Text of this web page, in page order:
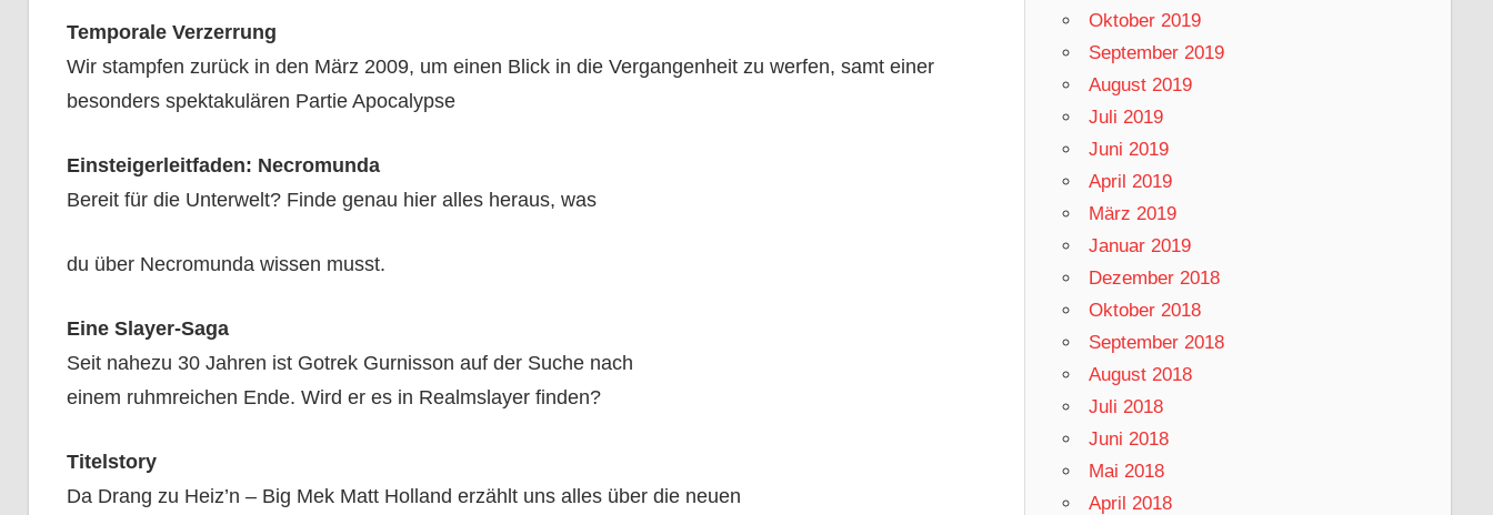
Temporale Verzerrung
Wir stampfen zurück in den März 2009, um einen Blick in die Vergangenheit zu werfen, samt einer
besonders spektakulären Partie Apocalypse
Einsteigerleitfaden: Necromunda
Bereit für die Unterwelt? Finde genau hier alles heraus, was
du über Necromunda wissen musst.
Eine Slayer-Saga
Seit nahezu 30 Jahren ist Gotrek Gurnisson auf der Suche nach
einem ruhmreichen Ende. Wird er es in Realmslayer finden?
Titelstory
Da Drang zu Heiz’n – Big Mek Matt Holland erzählt uns alles über die neuen
Oktober 2019
September 2019
August 2019
Juli 2019
Juni 2019
April 2019
März 2019
Januar 2019
Dezember 2018
Oktober 2018
September 2018
August 2018
Juli 2018
Juni 2018
Mai 2018
April 2018